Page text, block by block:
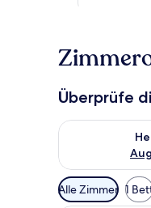
Überprüfe
Überprüfe die
Verfügbare
Filter
Alle Zimmer 1